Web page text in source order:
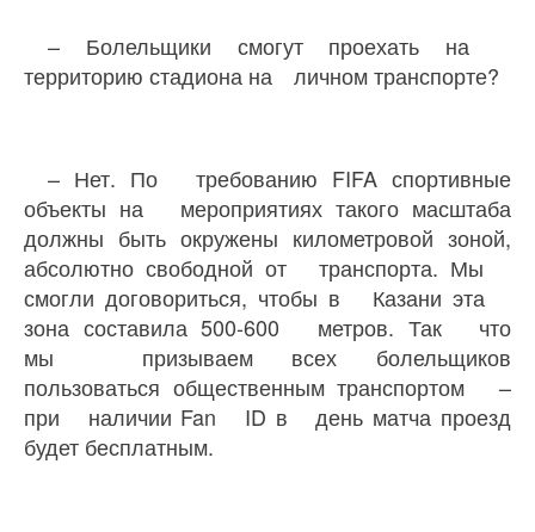
– Болельщики смогут проехать на
территорию стадиона на личном транспорте?
– Нет. По требованию FIFA спортивные
объекты на мероприятиях такого масштаба
должны быть окружены километровой зоной,
абсолютно свободной от транспорта. Мы
смогли договориться, чтобы в Казани эта
зона составила 500-600 метров. Так что
мы призываем всех болельщиков
пользоваться общественным транспортом –
при наличии Fan ID в день матча проезд
будет бесплатным.